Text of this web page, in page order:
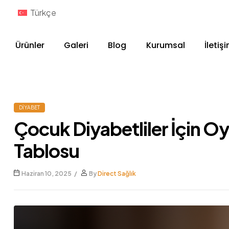
Türkçe
Ürünler Galeri Blog Kurumsal
DIYABET
Çocuk Diyabetliler İçin
Tablosu
Haziran 10, 2025 ByDirect Sağlık